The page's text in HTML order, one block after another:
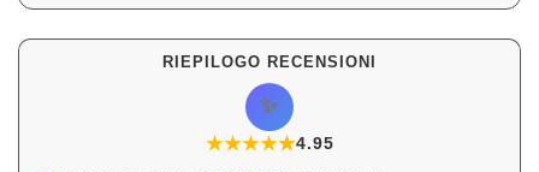
RIEPILOGO RECENSIONI
✨
★★★★★
★4.95